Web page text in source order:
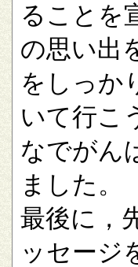
ることを
の思い出
をしっか
いて行こ
なでがん
ました。
最後に，
ッセージ